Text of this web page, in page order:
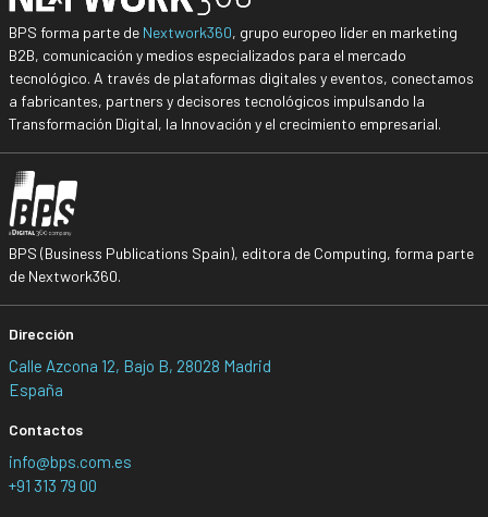
BPS forma parte de Nextwork360, grupo europeo líder en marketing
B2B, comunicación y medios especializados para el mercado
tecnológico. A través de plataformas digitales y eventos, conectamos
a fabricantes, partners y decisores tecnológicos impulsando la
Transformación Digital, la Innovación y el crecimiento empresarial.
BPS (Business Publications Spain), editora de Computing, forma parte
de Nextwork360.
Dirección
Calle Azcona 12, Bajo B, 28028 Madrid
España
Contactos
info@bps.com.es
+91 313 79 00